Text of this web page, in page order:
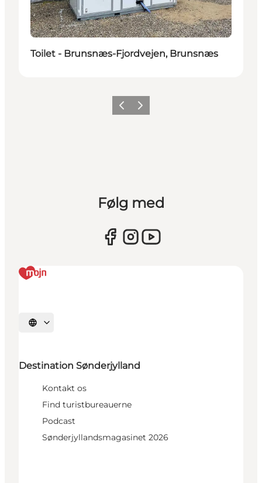
Toilet - Brunsnæs-Fjordvejen, Brunsnæs
ForrigeNæste
Følg med
Vælg sprog
Destination Sønderjylland
Kontakt os
Find turistbureauerne
Podcast
Sønderjyllandsmagasinet 2026